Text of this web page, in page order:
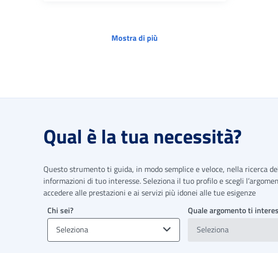
Mostra di più
Qual è la tua necessità?
Questo strumento ti guida, in modo semplice e veloce, nella ricerca
informazioni di tuo interesse. Seleziona il tuo profilo e scegli
accedere alle prestazioni e ai servizi più idonei alle tue esigenze
Chi sei?
Seleziona
Quale argomento ti
Seleziona